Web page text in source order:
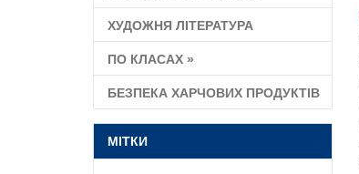
ХУДОЖНЯ ЛІТЕРАТУРА
ПО КЛАСАХ »
БЕЗПЕКА ХАРЧОВИХ ПРОДУКТІВ
МІТКИ